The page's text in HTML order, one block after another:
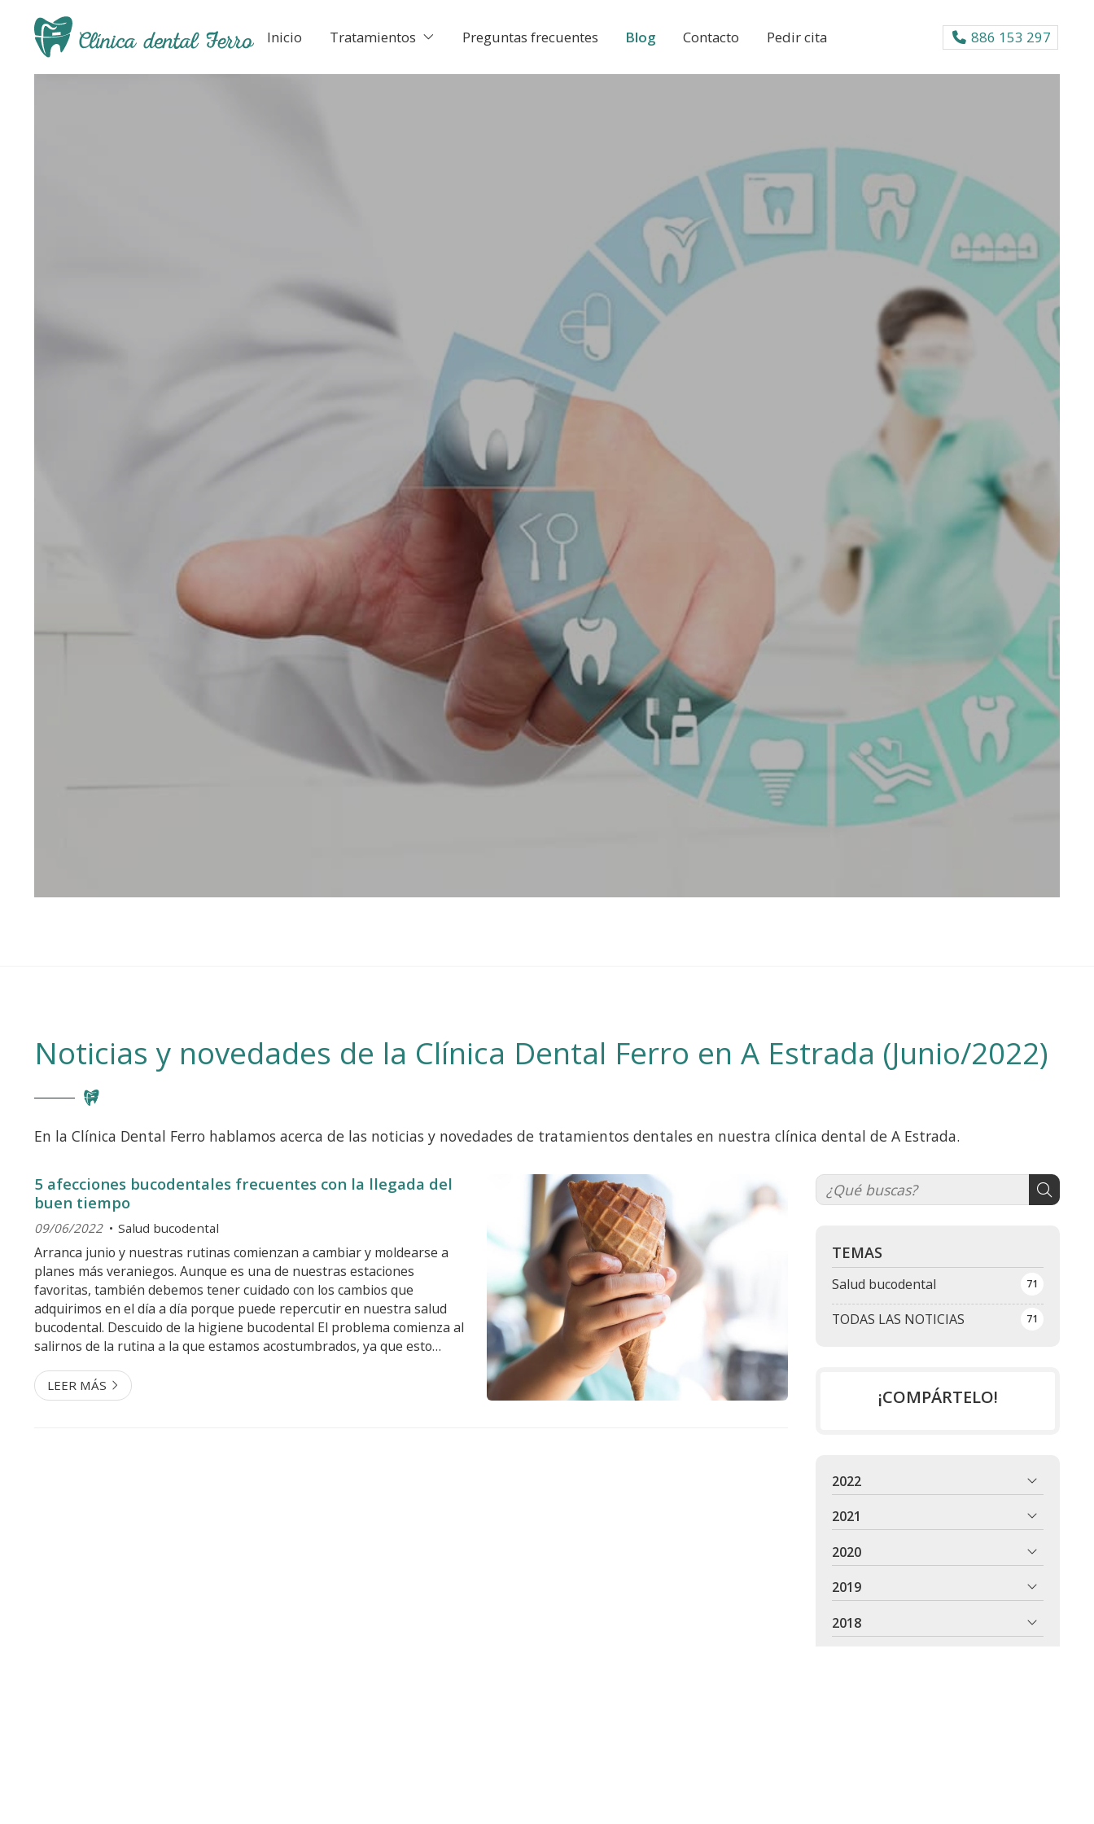
Inicio Tratamientos Preguntas frecuentes Blog Contacto Pedir cita 886 153 297
Noticias y novedades de la Clínica Dental Ferro en A Estrada (Junio/2022)
En la Clínica Dental Ferro hablamos acerca de las noticias y novedades de tratamientos dentales en nuestra clínica dental de A Estrada.
TEMAS
TODAS LAS NOTICIAS 71
Salud bucodental 71
5 afecciones bucodentales frecuentes con la llegada del
buen tiempo
09/06/2022 Salud bucodental
Arranca junio y nuestras rutinas comienzan a cambiar y moldearse a
planes más veraniegos. Aunque es una de nuestras estaciones
favoritas, también debemos tener cuidado con los cambios que
adquirimos en el día a día porque puede repercutir en nuestra salud
bucodental. Descuido de la higiene bucodental El problema comienza al
salirnos de la rutina a la que estamos acostumbrados, ya que esto
a comer fuera, alargamos las charlas...
LEER MÁS
¡COMPÁRTELO!
2022
2021
2020
2019
2018